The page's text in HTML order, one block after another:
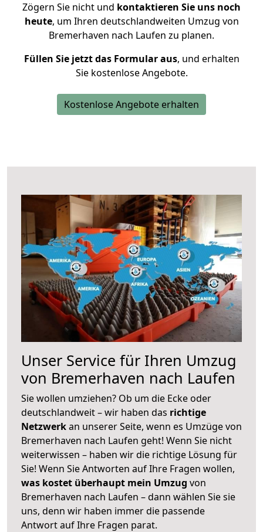
Zögern Sie nicht und kontaktieren Sie uns noch
heute, um Ihren deutschlandweiten Umzug von
Bremerhaven nach Laufen zu planen.
Füllen Sie jetzt das Formular aus, und erhalten
Sie kostenlose Angebote.
Kostenlose Angebote erhalten
Unser Service für Ihren Umzug
von Bremerhaven nach Laufen
Sie wollen umziehen? Ob um die Ecke oder
deutschlandweit – wir haben das richtige
Netzwerkan unserer Seite, wenn es Umzüge von
Bremerhaven nach Laufen geht! Wenn Sie nicht
weiterwissen – haben wir die richtige Lösung für
Sie! Wenn Sie Antworten auf Ihre Fragen wollen,
was kostet überhaupt mein Umzug von
Bremerhaven nach Laufen – dann wählen Sie sie
uns, denn wir haben immer die passende
Antwort auf Ihre Fragen parat.